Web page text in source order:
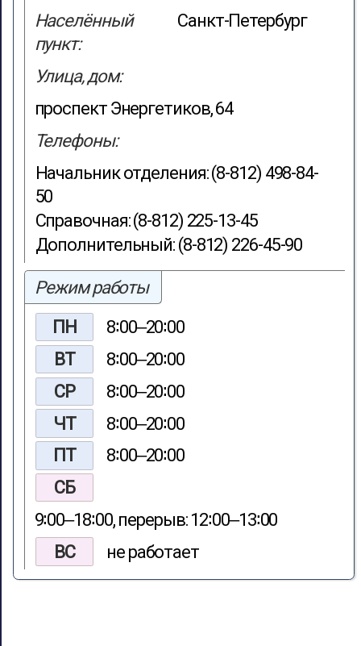
Населённый
пункт:
Санкт-Петербург
Улица, дом:
проспект Энергетиков, 64
Телефоны:
Начальник отделения: (8-812) 498-84-
50
Справочная: (8-812) 225-13-45
Дополнительный: (8-812) 226-45-90
Режим работы
ПН
8∶00‒20∶00
ВТ
8∶00‒20∶00
СР
8∶00‒20∶00
ЧТ
8∶00‒20∶00
ПТ
8∶00‒20∶00
СБ
9∶00‒18∶00, перерыв: 12∶00‒13∶00
ВС
не работает